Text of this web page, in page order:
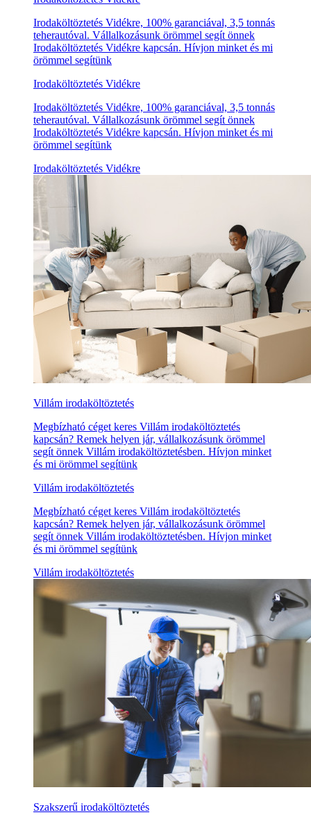
Irodaköltöztetés Vidékre, 100% garanciával, 3,5 tonnás
teherautóval. Vállalkozásunk örömmel segít önnek
Irodaköltöztetés Vidékre kapcsán. Hívjon minket és mi
örömmel segítünk
Irodaköltöztetés Vidékre
Irodaköltöztetés Vidékre, 100% garanciával, 3,5 tonnás
teherautóval. Vállalkozásunk örömmel segít önnek
Irodaköltöztetés Vidékre kapcsán. Hívjon minket és mi
örömmel segítünk
Irodaköltöztetés Vidékre
Villám irodaköltöztetés
Megbízható céget keres Villám irodaköltöztetés
kapcsán? Remek helyen jár, vállalkozásunk örömmel
segít önnek Villám irodaköltöztetésben. Hívjon minket
és mi örömmel segítünk
Villám irodaköltöztetés
Megbízható céget keres Villám irodaköltöztetés
kapcsán? Remek helyen jár, vállalkozásunk örömmel
segít önnek Villám irodaköltöztetésben. Hívjon minket
és mi örömmel segítünk
Villám irodaköltöztetés
Szakszerű irodaköltöztetés